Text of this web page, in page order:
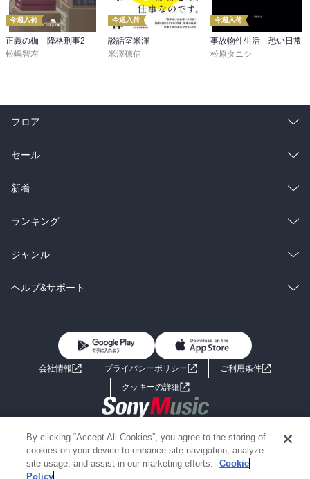
今週入荷
正義の枷 降格刑事2
松嶋智左
今週入荷
談話室米澤
米澤穂信
今週入荷
事故物件生活 恐い日常
松原タニシ
フロア
総合
ラノベ
雑誌・グラビア
BL・TL
セール
総合
ラノベ
雑誌・グラビア
BL・TL
新着
総合
ラノベ
雑誌・グラビア
ランキング
総合
ラノベ
ジャンル
コミック
ライトノベル 男子向けラノベ
小説
海外小説
ミステリー SF
ヘルプ&サポート
よくあるご質問 お問い合わせ
会社情報 プライバシーポリシー
ご利用条件
クッキーの詳細
Copyright 2017 - 2026 Sony Music Entertainment(Japan) Inc.
Information on the site is for the Japan domestic market only
powered by
By clicking “Accept All Cookies”, you agree to the storing of
cookies on your device to enhance site navigation, analyze
site usage, and assist in our marketing efforts.
Cookie
Policy